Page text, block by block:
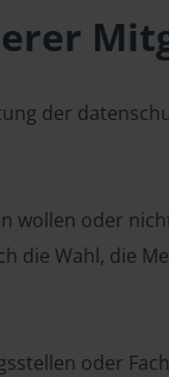
der
oder
die Wahl, die
oder